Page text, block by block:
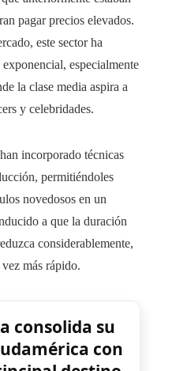
pagar precios elevados.
este sector ha
especialmente
la clase media aspira a
y celebridades.
incorporado técnicas
permitiéndoles
novedosos en un
a que la duración
considerablemente,
más rápido.
consolida su
con